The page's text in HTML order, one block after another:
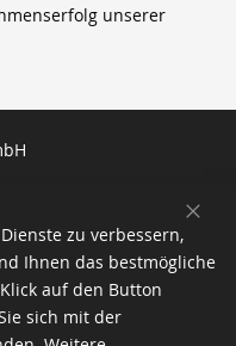
unserer
zu verbessern,
Ihnen das bestmögliche
auf den Button
sich mit der